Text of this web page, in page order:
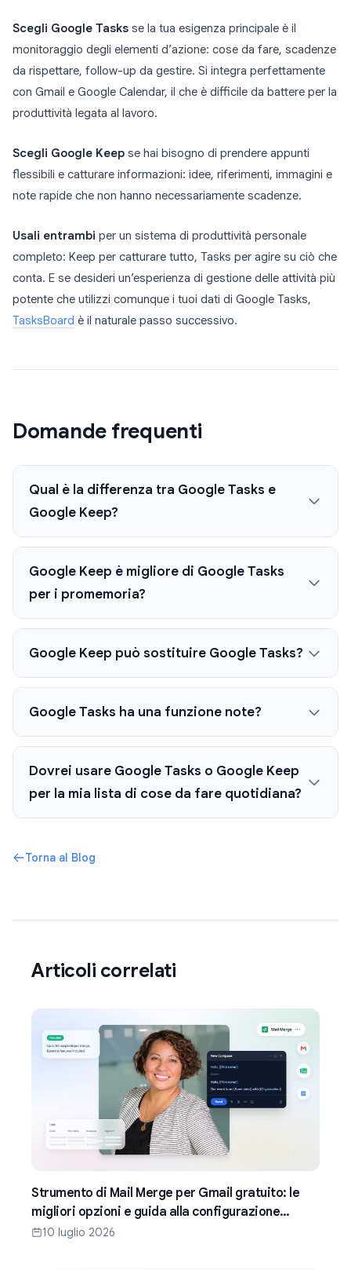
Scegli Google Tasks se la tua esigenza principale è il
monitoraggio degli elementi d’azione: cose da fare, scadenze
da rispettare, follow-up da gestire. Si integra perfettamente
con Gmail e Google Calendar, il che è difficile da battere per la
produttività legata al lavoro.
Scegli Google Keep se hai bisogno di prendere appunti
flessibili e catturare informazioni: idee, riferimenti, immagini e
note rapide che non hanno necessariamente scadenze.
Usali entrambi per un sistema di produttività personale
completo: Keep per catturare tutto, Tasks per agire su ciò che
conta. E se desideri un’esperienza di gestione delle attività più
potente che utilizzi comunque i tuoi dati di Google Tasks,
TasksBoard è il naturale passo successivo.
Domande frequenti
Qual è la differenza tra Google Tasks e
Google Keep?
Google Keep è migliore di Google Tasks
per i promemoria?
Google Keep può sostituire Google Tasks?
Google Tasks ha una funzione note?
Dovrei usare Google Tasks o Google Keep
per la mia lista di cose da fare quotidiana?
Torna al Blog
Articoli correlati
Strumento di Mail Merge per Gmail gratuito: le
migliori opzioni e guida alla configurazione
(2026)
10 luglio 2026